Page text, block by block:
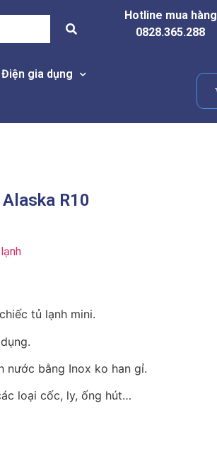
Hotline mua hàng
0828.365.288
Điện gia dụng
R10
tủ lạnh mini.
nước bằng Inox ko han gỉ.
loại cốc, ly, ống hút…